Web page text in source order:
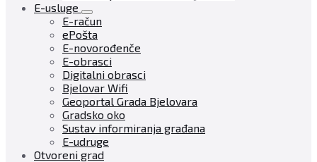
E-usluge
E-račun
ePošta
E-novorođenče
E-obrasci
Digitalni obrasci
Bjelovar Wifi
Geoportal Grada Bjelovara
Gradsko oko
Sustav informiranja građana
E-udruge
Otvoreni grad